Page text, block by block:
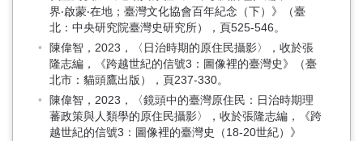
界‧啟蒙‧在地；臺灣文化協會百年紀念（下）》（臺
北：中央研究院臺灣史研究所），頁525-546。
陳偉智，2023，〈日治時期的原住民攝影〉，收於張
隆志編，《跨越世紀的信號3：圖像裡的臺灣史》（臺
北市：貓頭鷹出版），頁237-330。
陳偉智，2023，〈鏡頭中的臺灣原住民：日治時期理
蕃政策與人類學的原住民攝影〉，收於張隆志編，《跨
越世紀的信號3：圖像裡的臺灣史（18-20世紀）》